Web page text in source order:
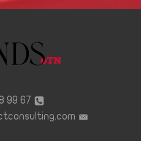
67 99 78 25 216+